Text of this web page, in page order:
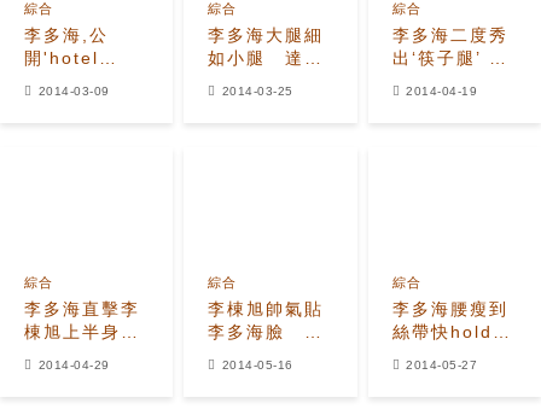
李多海,公
開'hotel
king'選角秘聞
綜合
2014-03-09
李多海大腿細
如小腿 達1
字腿極限最高
綜合
2014-03-25
李多海二度秀
出‘筷子腿’ 網
友吐槽細到好
綜合
2014-04-19
李多海直擊李
棟旭上半身全
裸 像跳針般
綜合
2014-04-29
李棟旭帥氣貼
李多海臉 粉
絲起鬨再一起!
綜合
2014-05-16
李多海腰瘦到
絲帶快hold不
住 一身名牌
綜合
2014-05-27